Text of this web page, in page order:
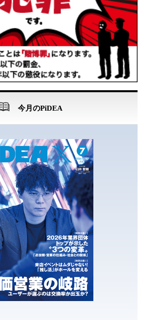
今月のPiDEA